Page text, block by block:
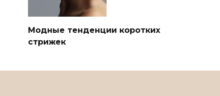
Модные тенденции коротких
стрижек